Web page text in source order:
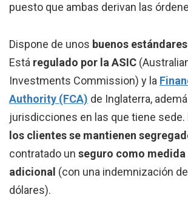
puesto que ambas derivan las
Dispone de unos buenos
Está regulado por la ASIC
Investments Commission) y la
Authority (FCA) de Inglaterra,
jurisdicciones en las que tiene sede.
los clientes se mantienen
contratado un seguro como
adicional (con una indemnización
dólares).